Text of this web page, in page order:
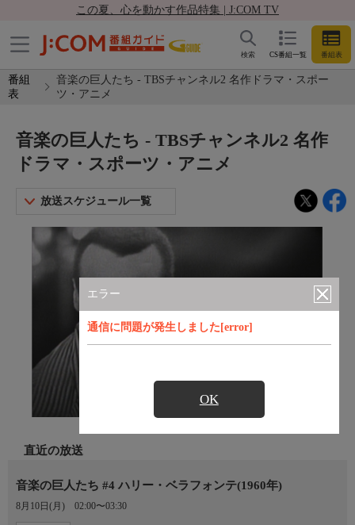
この夏、心を動かす作品特集 | J:COM TV
CS番組一覧 番組表
検索
番組
表
音楽の巨人たち - TBSチャンネル2 名作ドラマ・スポー
ツ・アニメ
エラー
通信に問題が発生しました[error]
OK
音楽の巨人たち - TBSチャンネル2 名作
ドラマ・スポーツ・アニメ
放送スケジュール一覧
直近の放送
音楽の巨人たち #4 ハリー・ベラフォンテ(1960年)
8月10日(月) 02:00〜03:30